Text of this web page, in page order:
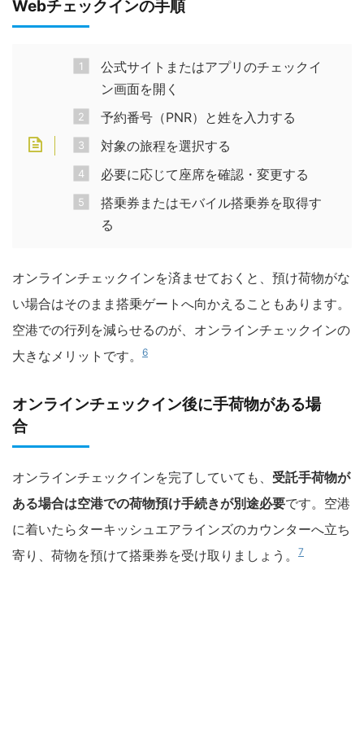
Webチェックインの手順
公式サイトまたはアプリのチェックイ
ン画面を開く
予約番号（PNR）と姓を入力する
対象の旅程を選択する
必要に応じて座席を確認・変更する
搭乗券またはモバイル搭乗券を取得す
る
オンラインチェックインを済ませておくと、預け荷物がな
い場合はそのまま搭乗ゲートへ向かえることもあります。
空港での行列を減らせるのが、オンラインチェックインの
大きなメリットです。
6
オンラインチェックイン後に手荷物がある場
合
オンラインチェックインを完了していても、 受託手荷物が
ある場合は空港での荷物預け手続きが別途必要です。空港
に着いたらターキッシュエアラインズのカウンターへ立ち
寄り、荷物を預けて搭乗券を受け取りましょう。
7